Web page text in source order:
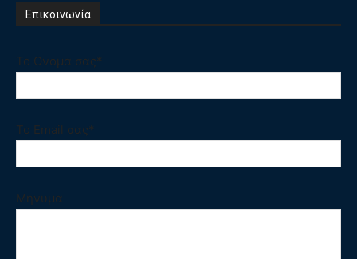
Επικοινωνία
Το Ονομα σας*
Το Email σας*
Μηνυμα